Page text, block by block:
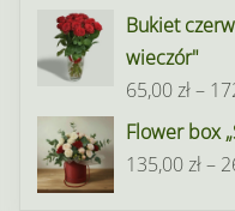
Bukiet
wieczór"
65,00zł–
Flower box
135,00zł–